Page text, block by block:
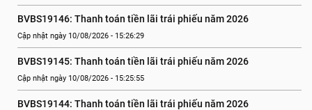
BVBS19146: Thanh toán tiền lãi trái phiếu năm 2026
Cập nhật ngày 10/08/2026 - 15:26:29
BVBS19145: Thanh toán tiền lãi trái phiếu năm 2026
Cập nhật ngày 10/08/2026 - 15:25:55
BVBS19144: Thanh toán tiền lãi trái phiếu năm 2026